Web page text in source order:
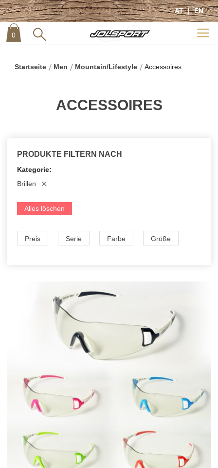
AT EN
00 item
Startseite Men Mountain/Lifestyle Accessoires
ACCESSOIRES
PRODUKTE FILTERN NACH
Kategorie
Brillen
Alles löschen
Preis Serie Farbe Größe